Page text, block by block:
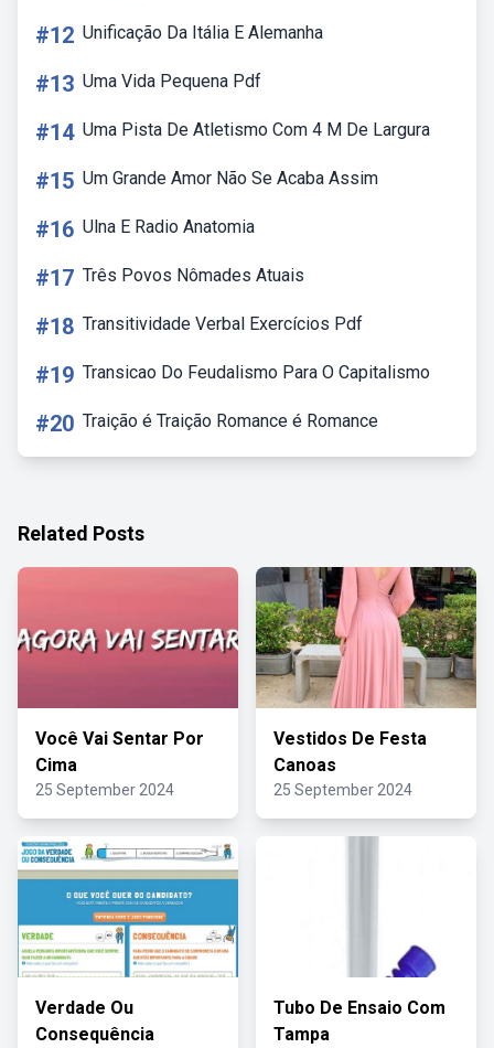
#12 Unificação Da Itália E Alemanha
#13 Uma Vida Pequena Pdf
#14 Uma Pista De Atletismo Com 4 M De Largura
#15 Um Grande Amor Não Se Acaba Assim
#16 Ulna E Radio Anatomia
#17 Três Povos Nômades Atuais
#18 Transitividade Verbal Exercícios Pdf
#19 Transicao Do Feudalismo Para O Capitalismo
#20 Traição é Traição Romance é Romance
Related Posts
Você Vai Sentar Por
Cima
25 September 2024
Vestidos De Festa
Canoas
25 September 2024
Verdade Ou
Consequência
Tubo De Ensaio Com
Tampa